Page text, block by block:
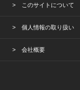
このサイトについて
個人情報の取り扱い
会社概要